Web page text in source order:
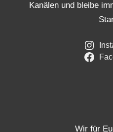
Kanälen und bleibe
Wir für